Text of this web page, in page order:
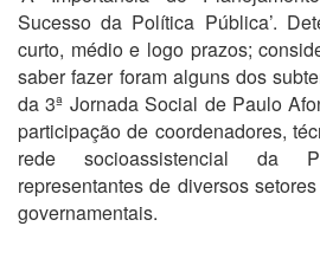
Sucesso da Política Pública’.
curto, médio e logo prazos;
saber fazer foram alguns dos
da 3ª Jornada Social de Paulo
participação de coordenadores,
rede socioassistencial da
representantes de diversos
governamentais.